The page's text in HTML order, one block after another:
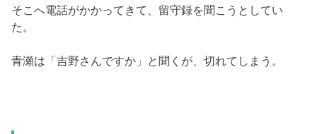
そこへ電話がかかってきて、留守録を聞こうとしてい
た。
青瀬は「吉野さんですか」と聞くが、切れてしまう。